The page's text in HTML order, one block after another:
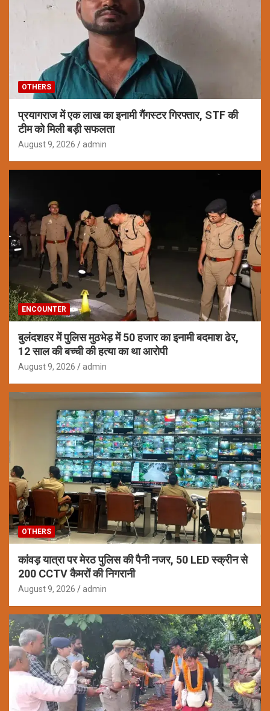
OTHERS
प्रयागराज में एक लाख का इनामी गैंगस्टर गिरफ्तार, STF की
टीम को मिली बड़ी सफलता
August 9, 2026 admin
ENCOUNTER
बुलंदशहर में पुलिस मुठभेड़ में 50 हजार का इनामी बदमाश ढेर,
12 साल की बच्ची की हत्या का था आरोपी
August 9, 2026 admin
OTHERS
कांवड़ यात्रा पर मेरठ पुलिस की पैनी नजर, 50 LED स्क्रीन से
200 CCTV कैमरों की निगरानी
August 9, 2026 admin